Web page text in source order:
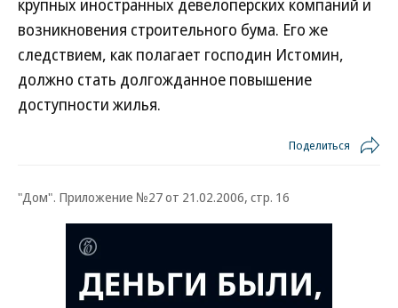
крупных иностранных девелоперских компаний и
возникновения строительного бума. Его же
следствием, как полагает господин Истомин,
должно стать долгожданное повышение
доступности жилья.
Поделиться
"Дом". Приложение №27 от 21.02.2006, стр. 16